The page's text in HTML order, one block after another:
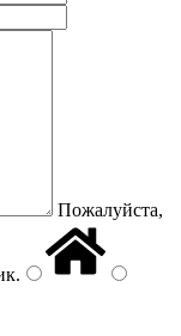
Пожалуйста,
.